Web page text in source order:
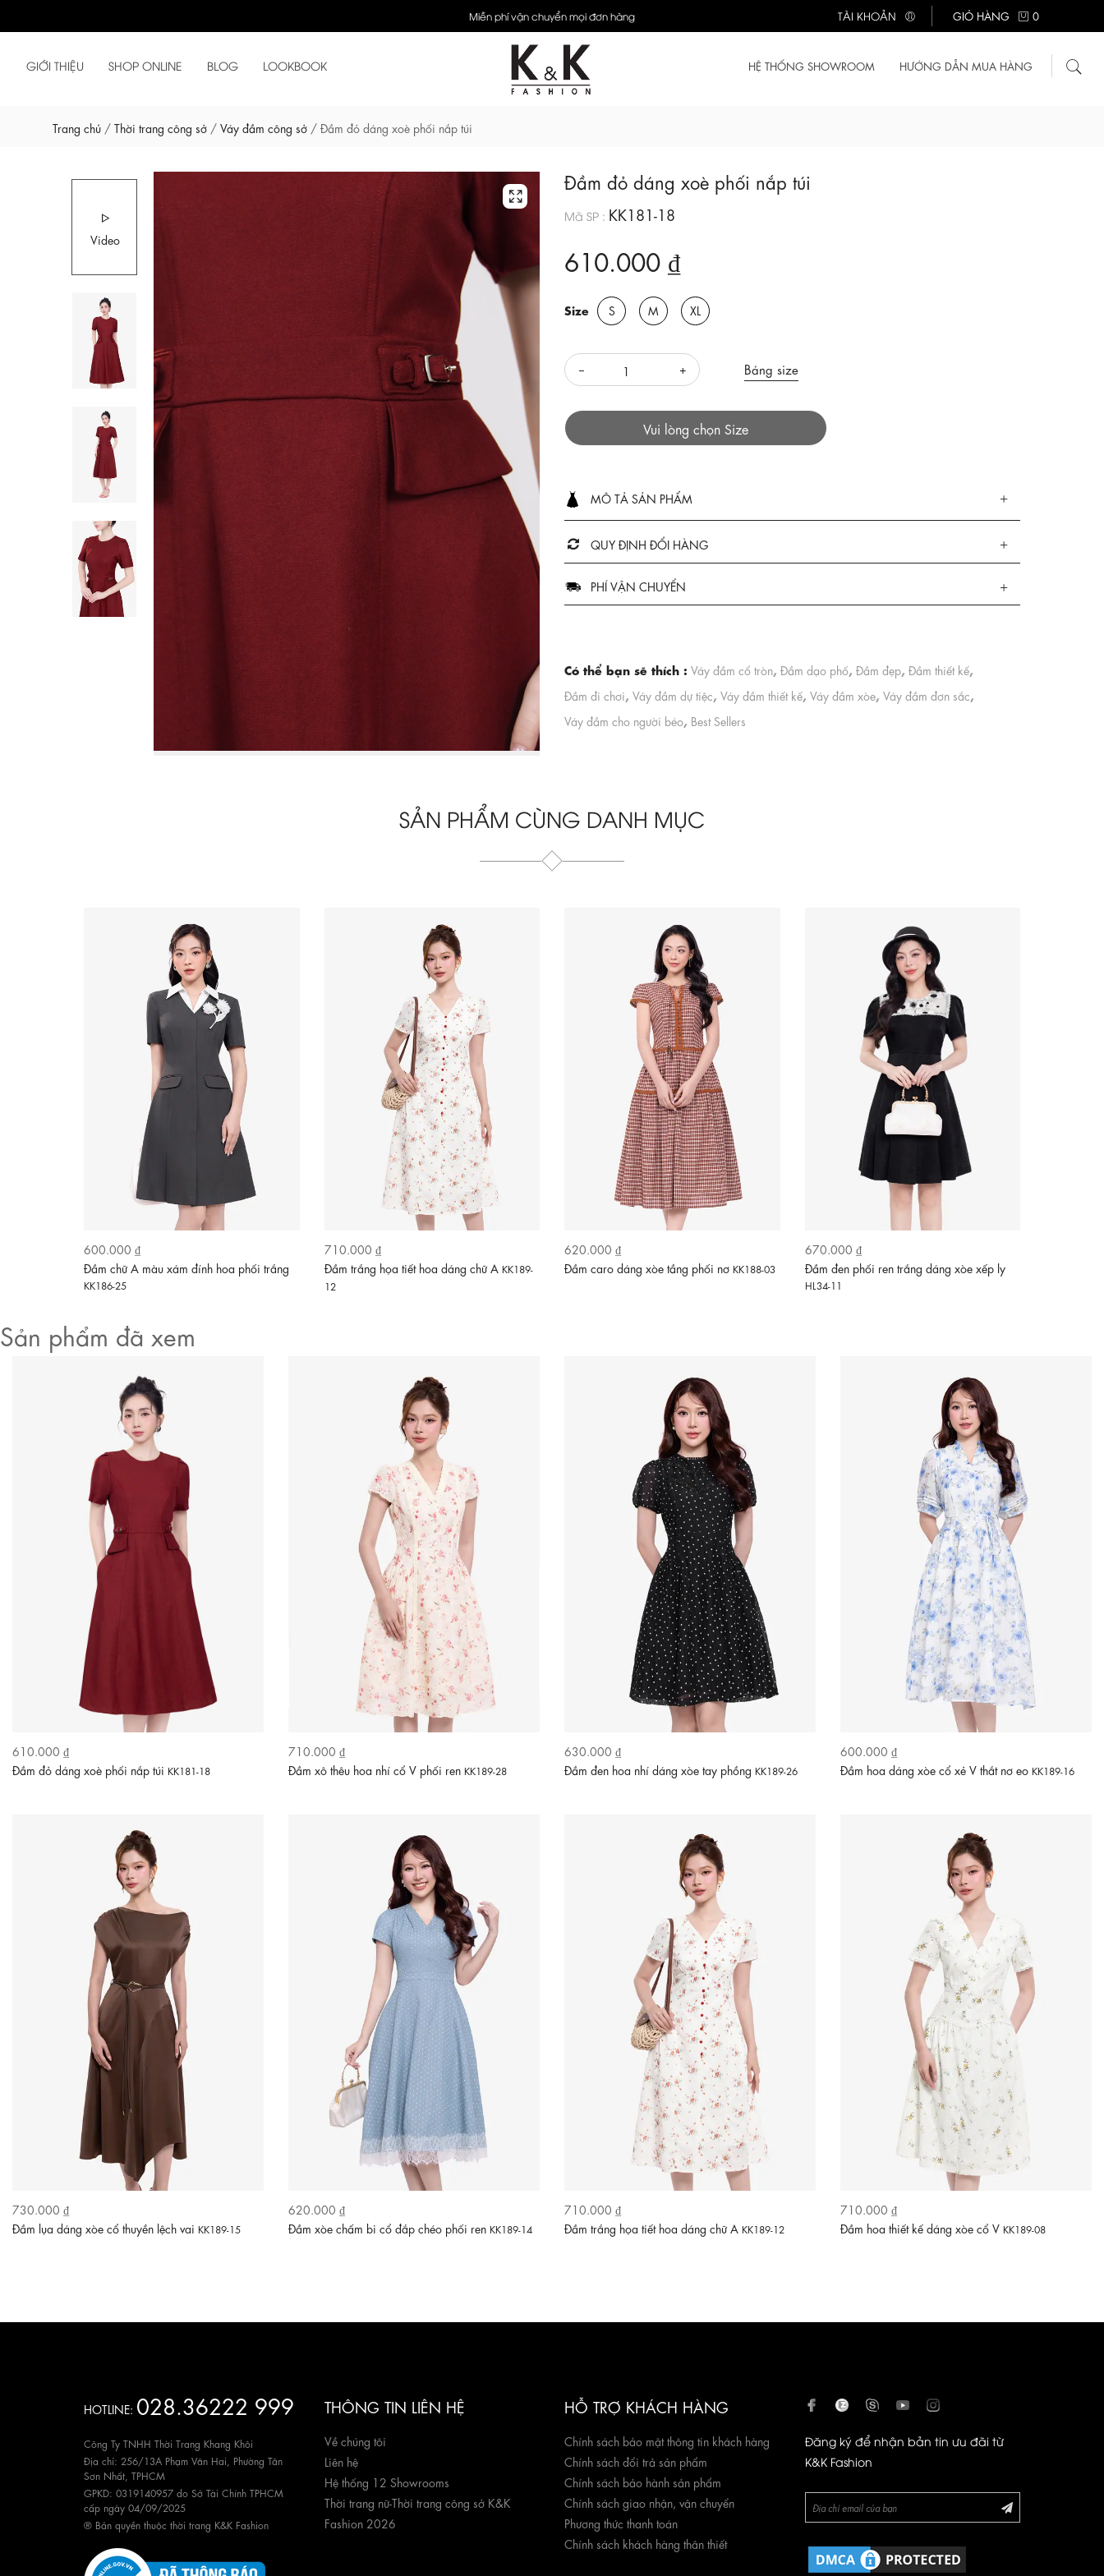
Miễn phí vận chuyển mọi đơn hàng TÀI KHOẢN GIỎ HÀNG 0
GIỚI THIỆU SHOP ONLINE BLOG LOOKBOOK HỆ THỐNG SHOWROOM HƯỚNG DẪN MUA HÀNG
Trang chủ / Thời trang công sở / Váy đầm công sở / Đầm đỏ dáng xoè phối nắp túi
Video
Đầm đỏ dáng xoè phối nắp túi
Mã SP : KK181-18
610.000 ₫
Size S M XL
Bảng size
Vui lòng chọn Size
MÔ TẢ SẢN PHẨM
QUY ĐỊNH ĐỔI HÀNG
PHÍ VẬN CHUYỂN
Có thể bạn sẽ thích : Váy đầm cổ tròn, Đầm dạo phố, Đầm đẹp, Đầm thiết kế,
Đầm đi chơi, Váy đầm dự tiệc, Váy đầm thiết kế, Váy đầm xòe, Váy đầm đơn sắc,
Váy đầm cho người béo, Best Sellers
SẢN PHẨM CÙNG DANH MỤC
600.000 ₫
Đầm chữ A màu xám đính hoa phối trắng
KK186-25
710.000 ₫
Đầm trắng họa tiết hoa dáng chữ A KK189-
12
620.000 ₫
Đầm caro dáng xòe tầng phối nơ KK188-03
670.000 ₫
Đầm đen phối ren trắng dáng xòe xếp ly
HL34-11
Sản phẩm đã xem
610.000 ₫
Đầm đỏ dáng xoè phối nắp túi KK181-18
710.000 ₫
Đầm xô thêu hoa nhí cổ V phối ren KK189-28
630.000 ₫
Đầm đen hoa nhí dáng xòe tay phồng KK189-26
600.000 ₫
Đầm hoa dáng xòe cổ xẻ V thắt nơ eo KK189-16
730.000 ₫
Đầm lụa dáng xòe cổ thuyền lệch vai KK189-15
620.000 ₫
Đầm xòe chấm bi cổ đắp chéo phối ren KK189-14
710.000 ₫
Đầm trắng họa tiết hoa dáng chữ A KK189-12
710.000 ₫
Đầm hoa thiết kế dáng xòe cổ V KK189-08
HOTLINE: 028.36222 999
Công Ty TNHH Thời Trang Khang Khôi
Địa chỉ: 256/13A Phạm Văn Hai, Phường Tân
Sơn Nhất, TPHCM
GPKD: 0319140957 do Sở Tài Chính TPHCM
cấp ngày 04/09/2025
® Bản quyền thuộc thời trang K&K Fashion
THÔNG TIN LIÊN HỆ
Về chúng tôi
Liên hệ
Hệ thống 12 Showrooms
Thời trang nữ-Thời trang công sở K&K
Fashion 2026
HỖ TRỢ KHÁCH HÀNG
Chính sách bảo mật thông tin khách hàng
Chính sách đổi trả sản phẩm
Chính sách bảo hành sản phẩm
Chính sách giao nhận, vận chuyển
Phương thức thanh toán
Chính sách khách hàng thân thiết
Đăng ký để nhận bản tin ưu đãi từ
K&K Fashion